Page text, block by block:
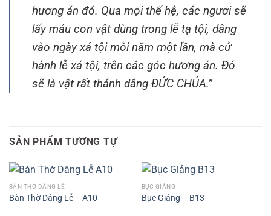
hương án đó. Qua mọi thế hệ, các ngươi sẽ
lấy máu con vật dùng trong lễ tạ tội, dâng
vào ngày xá tội mỗi năm một lần, mà cử
hành lễ xá tội, trên các góc hương án. Đó
sẽ là vật rất thánh dâng ĐỨC CHÚA.”
SẢN PHẨM TƯƠNG TỰ
BÀN THỜ DÂNG LỄ
Bàn Thờ Dâng Lễ – A10
BỤC GIẢNG
Bục Giảng – B13